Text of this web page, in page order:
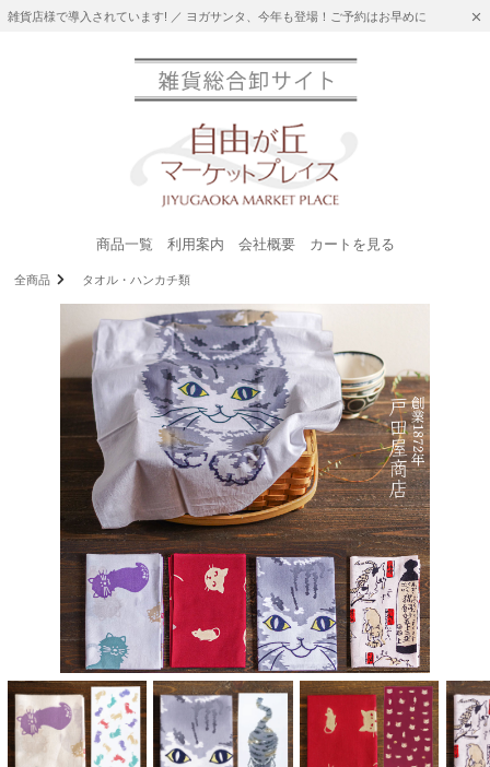
雑貨店様で導入されています! ／ ヨガサンタ、今年も登場！ご予約はお早めに
商品一覧 利用案内 会社概要 カートを見る
全商品 タオル・ハンカチ類